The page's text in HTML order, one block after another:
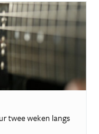
twee weken langs